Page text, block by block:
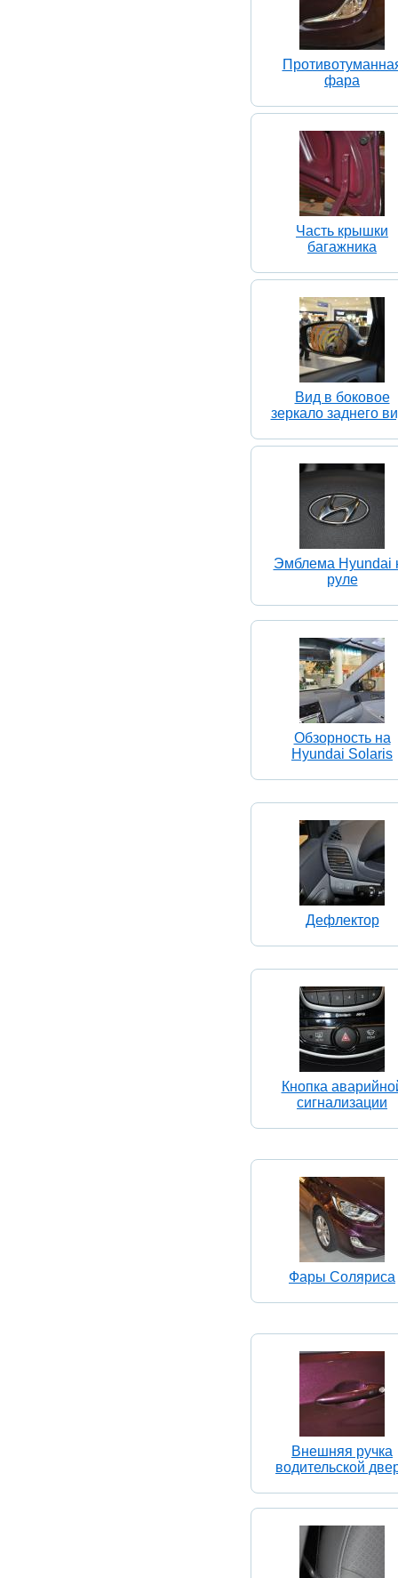
фара
Часть крышки
багажника
Вид в боковое
зеркало заднего
Эмблема Hyundai
руле
Обзорность на
Hyundai Solaris
Дефлектор
Кнопка
сигнализации
Фары Соляриса
Внешняя ручка
водительской